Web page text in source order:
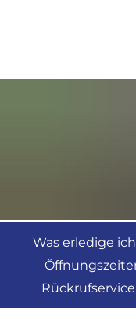
Was erledige
Rückrufservice